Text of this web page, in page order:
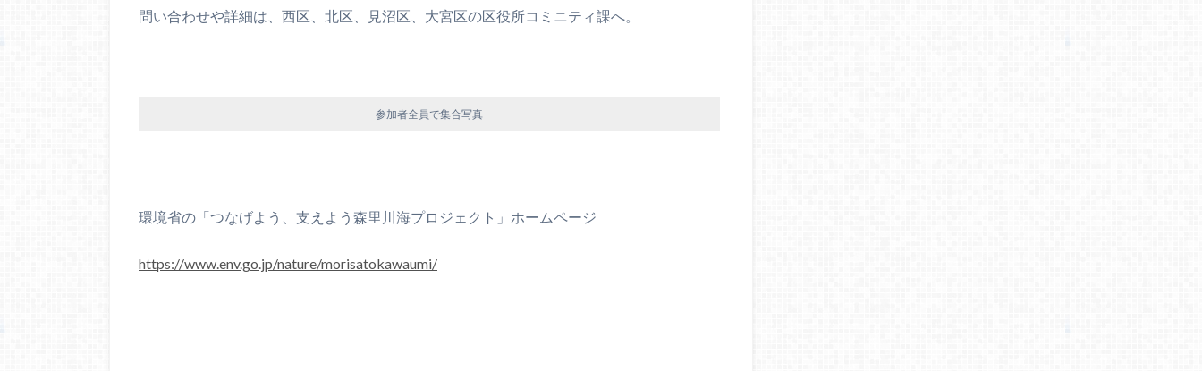
問い合わせや詳細は、西区、北区、見沼区、大宮区の区役所コミニティ課へ。
参加者全員で集合写真
環境省の「つなげよう、支えよう森里川海プロジェクト」ホームページ
https://www.env.go.jp/nature/morisatokawaumi/